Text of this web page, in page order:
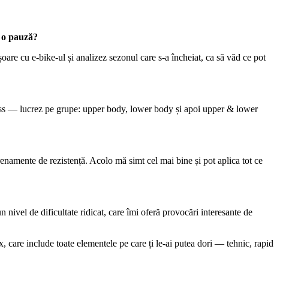
pauză?
cu e-bike-ul și analizez sezonul care s-a încheiat, ca să văd ce pot
— lucrez pe grupe: upper body, lower body și apoi upper & lower
de rezistență. Acolo mă simt cel mai bine și pot aplica tot ce
nivel de dificultate ridicat, care îmi oferă provocări interesante de
care include toate elementele pe care ți le-ai putea dori — tehnic, rapid